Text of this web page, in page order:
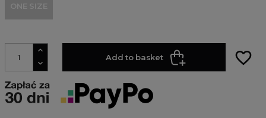
ONE SIZE
Add to basket favorite_border